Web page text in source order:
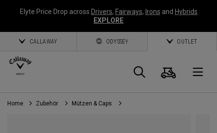
Elyte Price Drop across Drivers, Fairways, Irons and Hybrids
EXPLORE
CALLAWAY ODYSSEY OUTLET
Suche
Home Zubehör Mützen & Caps